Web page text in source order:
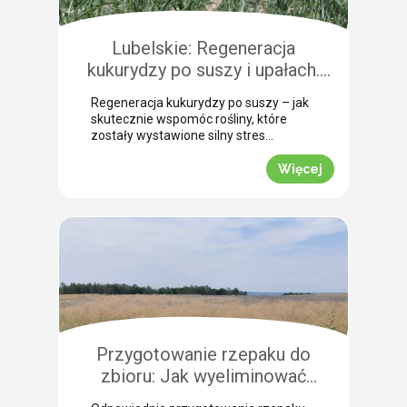
Pokazujemy, na co warto zwrócić
Lubelskie: Regeneracja
kukurydzy po suszy i upałach.
Zobacz rekomendacje z pola!
Regeneracja kukurydzy po suszy – jak
skutecznie wspomóc rośliny, które
zostały wystawione silny stres
termiczny? Jak informuje nasz ekspert
Leszek Konior, kluczem jest szybka
reakcja i wykorzystanie momentu, gdy
przeprowadzona w powiecie
Odpowiednio dobrana strategia
pozwala roślinom odbudować kondycję
fizjologiczną. Pozwijane […]
Więcej
Przygotowanie rzepaku do
zbioru: Jak wyeliminować
chwasty i obniżyć koszty żniw?